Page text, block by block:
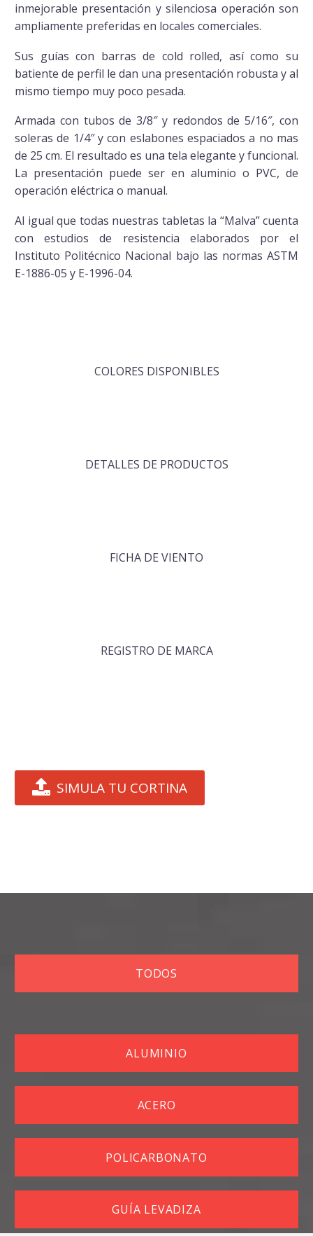
inmejorable presentación y silenciosa operación son
ampliamente preferidas en locales comerciales.
Sus guías con barras de cold rolled, así como su
batiente de perfil le dan una presentación robusta y al
mismo tiempo muy poco pesada.
Armada con tubos de 3/8″ y redondos de 5/16″, con
soleras de 1/4″ y con eslabones espaciados a no mas
de 25 cm. El resultado es una tela elegante y funcional.
La presentación puede ser en aluminio o PVC, de
operación eléctrica o manual.
Al igual que todas nuestras tabletas la “Malva” cuenta
con estudios de resistencia elaborados por el
Instituto Politécnico Nacional bajo las normas ASTM
E-1886-05 y E-1996-04.
COLORES DISPONIBLES
DETALLES DE PRODUCTOS
FICHA DE VIENTO
REGISTRO DE MARCA
 SIMULA TU CORTINA
TODOS
ALUMINIO
ACERO
POLICARBONATO
GUÍA LEVADIZA